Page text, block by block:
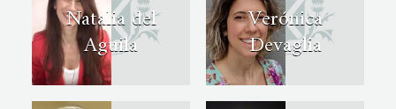
Natalia del
Aguila
Verónica
Devaglia